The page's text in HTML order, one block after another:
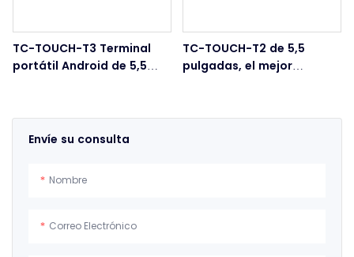
Envíe su consulta
Nombre
Correo Electrónico
TC-TOUCH-T3 Terminal
portátil Android de 5,5
en tiendas
TC-TOUCH-T2 de 5,5
pulgadas, el mejor